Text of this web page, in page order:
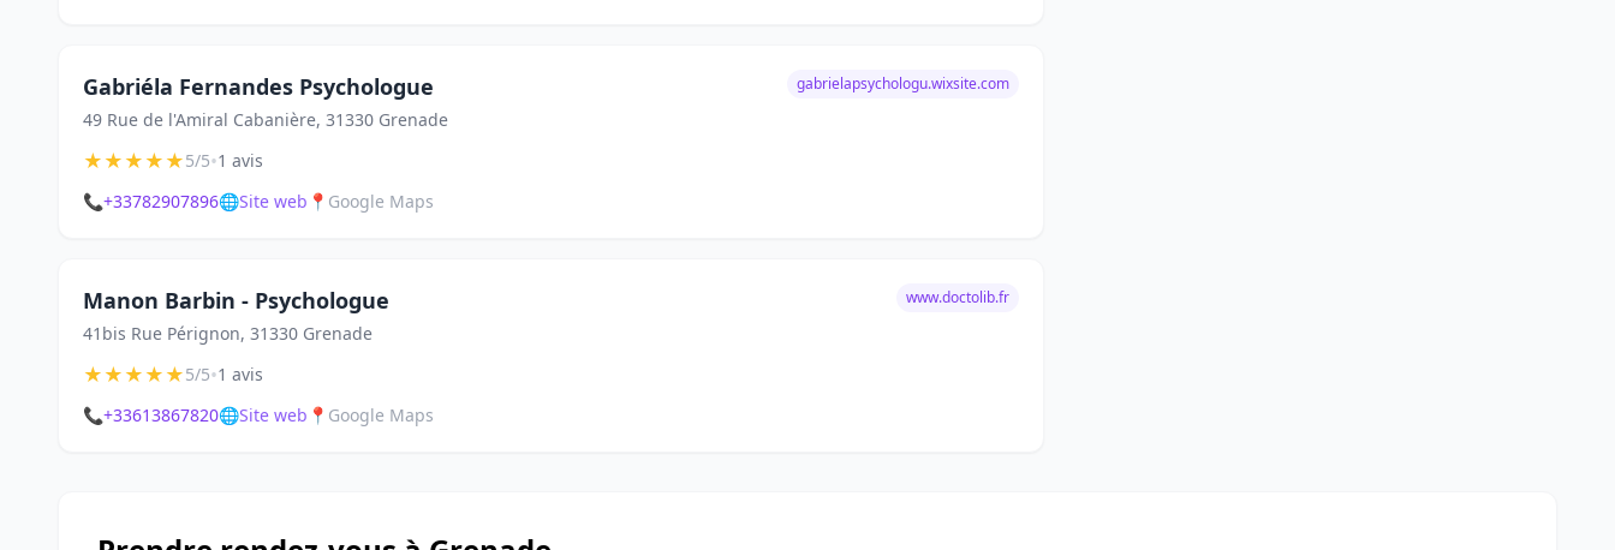
Gabriéla Fernandes Psychologue
49 Rue de l'Amiral Cabanière, 31330 Grenade
gabrielapsychologu.wixsite.com
★★★★★5/5•1 avis
📞+33782907896🌐Site web 📍 Google Maps
Manon Barbin - Psychologue
41bis Rue Pérignon, 31330 Grenade
www.doctolib.fr
★★★★★5/5•1 avis
📞+33613867820🌐Site web 📍 Google Maps